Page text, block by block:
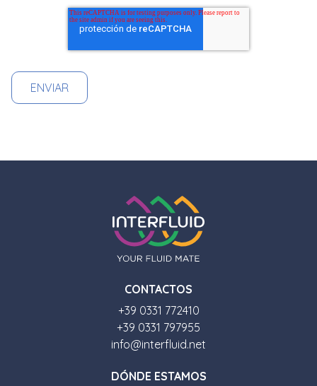
CONTACTOS
+39 0331 772410
+39 0331 797955
info@interfluid.net
DÓNDE ESTAMOS